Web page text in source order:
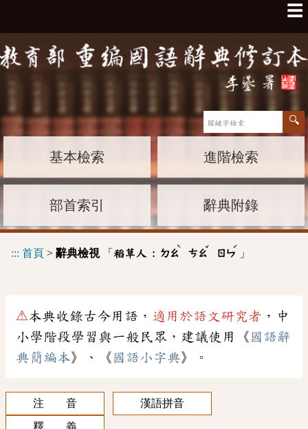
☰
基本檢索 進階檢索
部首索引 辭典附錄
::: 首頁 > 辭典檢視「 稻草人 : ㄉㄠ
ˋ
ㄘㄠ
ˇ
ㄖㄣ
ˊ
」
⚠本典收錄古今用語， 適用於語文研究者 ，中
小學階段學習與一般民眾，建議使用《 國語辭
典簡編本》、《 國語小字典》。
注 音
漢語拼音
釋 義